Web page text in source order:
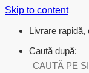
Skip to content
Livrare rapidă,
Caută după: